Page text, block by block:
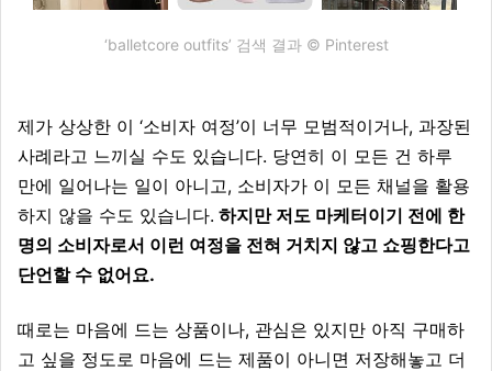
‘balletcore outfits’ 검색 결과 © Pinterest
제가 상상한 이 ‘소비자 여정’이 너무 모범적이거나, 과장된
사례라고 느끼실 수도 있습니다. 당연히 이 모든 건 하루
만에 일어나는 일이 아니고, 소비자가 이 모든 채널을 활용
하지 않을 수도 있습니다. 하지만 저도 마케터이기 전에 한
명의 소비자로서 이런 여정을 전혀 거치지 않고 쇼핑한다고
단언할 수 없어요.
때로는 마음에 드는 상품이나, 관심은 있지만 아직 구매하
고 싶을 정도로 마음에 드는 제품이 아니면 저장해놓고 더